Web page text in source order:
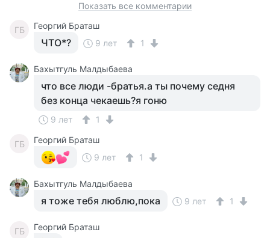
Показать все комментарии
ГБ Георгий Браташ
ЧТО*? 9 лет 1
Бахытгуль Малдыбаева
что все люди -братья.а ты почему седня
без конца чекаешь?я гоню
9 лет 1
ГБ
Георгий Браташ
9 лет
1
Бахытгуль Малдыбаева
я тоже тебя люблю,пока 9 лет 1
ГБ
Георгий Браташ